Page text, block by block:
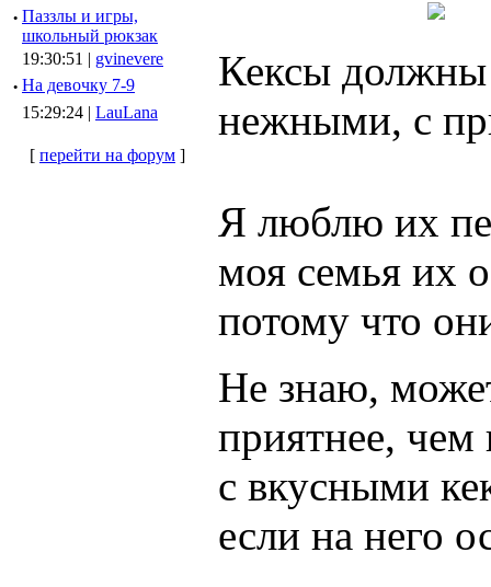
· Паззлы и игры,
школьный рюкзак
19:30:51 | gvinevere
· Hа девочку 7-9
15:29:24 | LauLana
[ перейти на форум ]
Кексы
нежными, с
Я люблю их
моя семья их
потому что
Не знаю,
приятнее, чем
с вкусными
если на него